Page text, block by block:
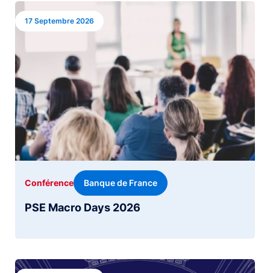
Image
17 Septembre 2026
PSE Macro Days 2026
Conférence Banque de France
Image